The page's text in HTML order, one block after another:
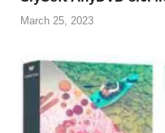
March 25, 2023